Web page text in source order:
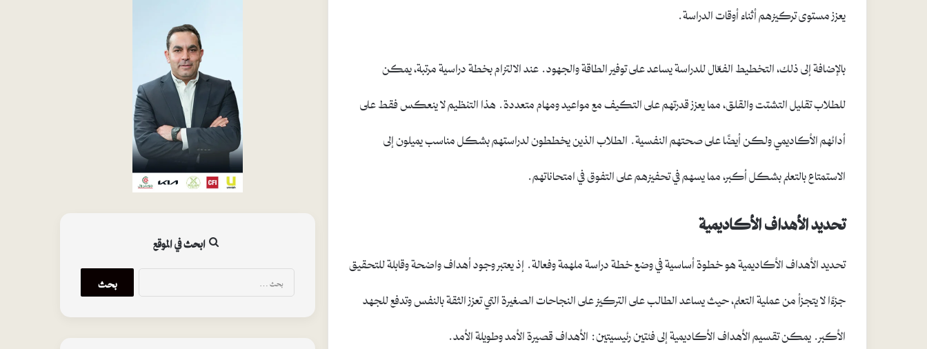
يعزز مستوى تركيزهم أثناء أوقات الدراسة.
بالإضافة إلى ذلك، التخطيط الفعّال للدراسة يساعد على توفير الطاقة والجهود. عند الالتزام بخطة دراسية مرتبة، يمكن
للطلاب تقليل التشتت والقلق، مما يعزز قدرتهم على التكيف مع مواعيد ومهام متعددة. هذا التنظيم لا ينعكس فقط على
أدائهم الأكاديمي ولكن أيضًا على صحتهم النفسية. الطلاب الذين يخططون لدراستهم بشكل مناسب يميلون إلى
الاستمتاع بالتعلم بشكل أكبر، مما يسهم في تحفيزهم على التفوق في امتحاناتهم.
تحديد الأهداف الأكاديمية
تحديد الأهداف الأكاديمية هو خطوة أساسية في وضع خطة دراسة ملهمة وفعالة. إذ يعتبر وجود أهداف واضحة وقابلة للتحقيق
جزءًا لا يتجزأ من عملية التعلم، حيث يساعد الطالب على التركيز على النجاحات الصغيرة التي تعزز الثقة بالنفس وتدفع للجهد
الأكبر. يمكن تقسيم الأهداف الأكاديمية إلى فئتين رئيسيتين: الأهداف قصيرة الأمد وطويلة الأمد.
ابحث في الموقع
البحث
عن: